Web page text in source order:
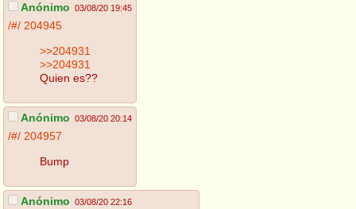
Anónimo 03/08/20 19:45
/#/ 204945
>>204931
>>204931
Quien es??
Anónimo 03/08/20 20:14
/#/ 204957
Bump
Anónimo 03/08/20 22:16